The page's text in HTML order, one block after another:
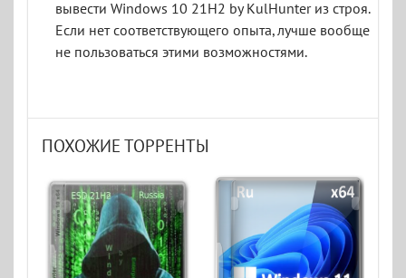
вывести Windows 10 21H2 by KulHunter из строя.
Если нет соответствующего опыта, лучше вообще
не пользоваться этими возможностями.
ПОХОЖИЕ ТОРРЕНТЫ